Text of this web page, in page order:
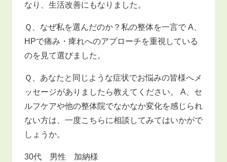
なり、生活改善にもなりました。
Ｑ、なぜ私を選んだのか？私の整体を一言で A、
HPで痛み・痺れへのアプローチを重視している
のを見て選びました。
Ｑ、あなたと同じような症状でお悩みの皆様へメ
ッセージがありましたら教えてください。 A、セ
ルフケアや他の整体院でなかなか変化を感じられ
ない方は、一度こちらに相談してみてはいかがで
しょうか。
30代 男性 加納様